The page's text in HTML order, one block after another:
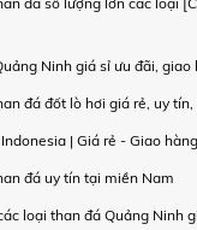
Ninh giá sỉ ưu đãi, giao
đá đốt lò hơi giá rẻ, uy
| Giá rẻ - Giao
đá uy tín tại miền Nam
loại than đá Quảng Ninh